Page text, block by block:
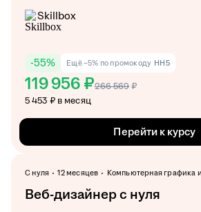
Skillbox
-55% Ещё −5% по промокоду HH5
119 956 ₽266 569 ₽
5 453 ₽ в месяц
Перейти к курсу
С нуля 12 месяцев Компьютерная графика
Веб-дизайнер с нуля